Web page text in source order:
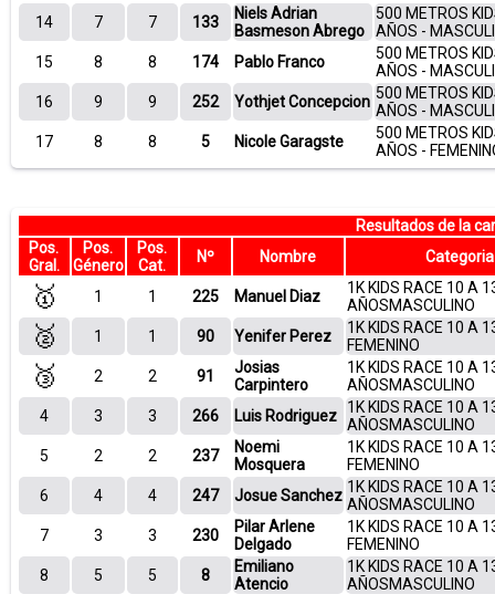
14
7 7 133
Niels Adrian
Basmeson Abrego
500 METROS
AÑOS -
15
8 8 174 Pablo Franco
500 METROS
AÑOS -
16
9 9 252 Yothjet Concepcion 500 METROS
AÑOS -
17
8 8 5 Nicole Garagste
500 METROS
AÑOS -
Resultados de la
Pos.
Gral.
Pos.
Género
Pos.
Cat.
Nº Nombre Categoria
🥇 1 1 225 Manuel Diaz
1K KIDS RACE 10 A
AÑOSMASCULINO
🥈 1 1 90 Yenifer Perez
1K KIDS RACE 10 A
FEMENINO
🥉 2 2 91
Josias
Carpintero
1K KIDS RACE 10 A
AÑOSMASCULINO
4
3 3 266 Luis Rodriguez
1K KIDS RACE 10 A
AÑOSMASCULINO
5
2 2 237
Noemi
Mosquera
1K KIDS RACE 10 A
FEMENINO
6
4 4 247 Josue Sanchez 1K KIDS RACE 10 A
AÑOSMASCULINO
7
3 3 230
Pilar Arlene
Delgado
1K KIDS RACE 10 A
FEMENINO
8
5 5 8
Emiliano
Atencio
1K KIDS RACE 10 A
AÑOSMASCULINO